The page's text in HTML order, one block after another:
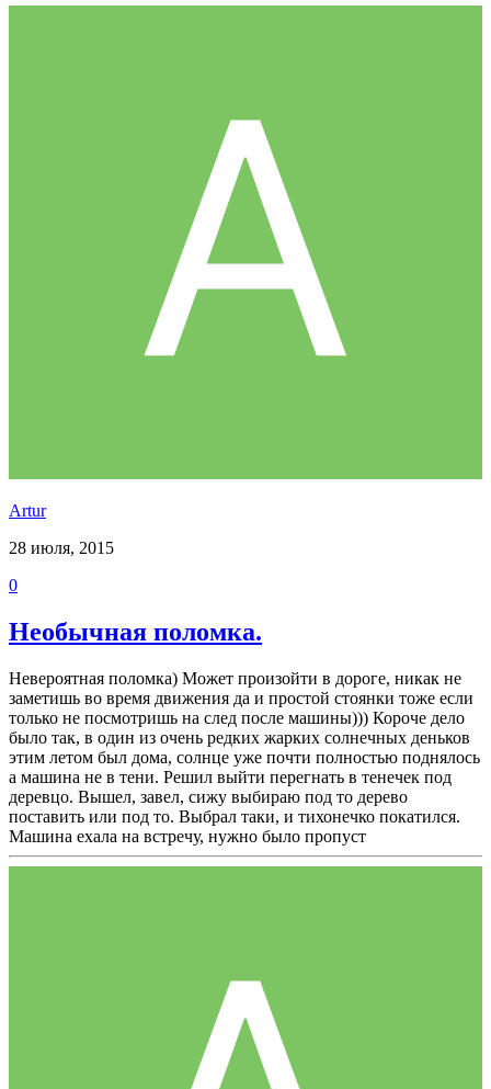
Аrtur
28 июля, 2015
0
Необычная поломка.
Невероятная поломка) Может произойти в дороге, никак не
заметишь во время движения да и простой стоянки тоже если
только не посмотришь на след после машины))) Короче дело
было так, в один из очень редких жарких солнечных деньков
этим летом был дома, солнце уже почти полностью поднялось
а машина не в тени. Решил выйти перегнать в тенечек под
деревцо. Вышел, завел, сижу выбираю под то дерево
поставить или под то. Выбрал таки, и тихонечко покатился.
Машина ехала на встречу, нужно было пропуст